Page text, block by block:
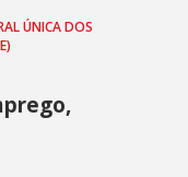
ÚNICA DOS